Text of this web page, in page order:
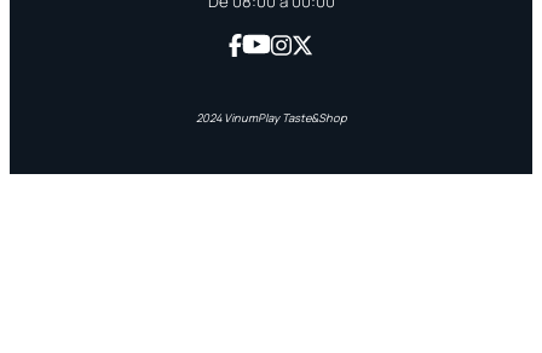
2024 VinumPlay Taste&Shop